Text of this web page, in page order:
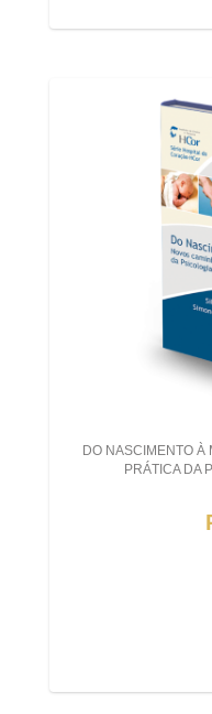
DO NASCIMENTO À
PRÁTICA DA